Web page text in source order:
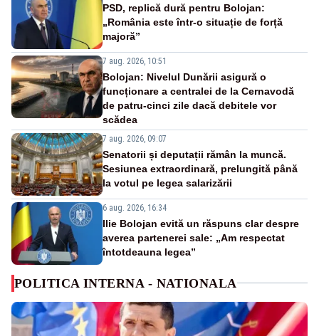
PSD, replică dură pentru Bolojan:
„România este într-o situație de forță
majoră”
7 aug. 2026, 10:51
Bolojan: Nivelul Dunării asigură o
funcționare a centralei de la Cernavodă
de patru-cinci zile dacă debitele vor
scădea
7 aug. 2026, 09:07
Senatorii și deputații rămân la muncă.
Sesiunea extraordinară, prelungită până
la votul pe legea salarizării
6 aug. 2026, 16:34
Ilie Bolojan evită un răspuns clar despre
averea partenerei sale: „Am respectat
întotdeauna legea”
POLITICA INTERNA - NATIONALA